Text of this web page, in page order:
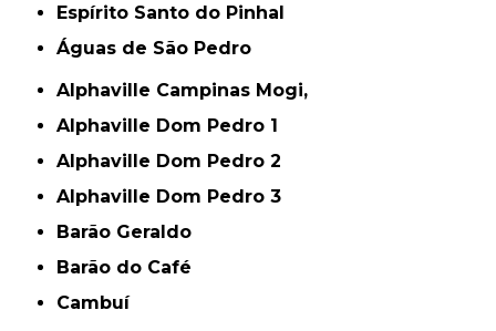
Espírito Santo do Pinhal
Águas de São Pedro
Alphaville Campinas Mogi,
Alphaville Dom Pedro 1
Alphaville Dom Pedro 2
Alphaville Dom Pedro 3
Barão Geraldo
Barão do Café
Cambuí